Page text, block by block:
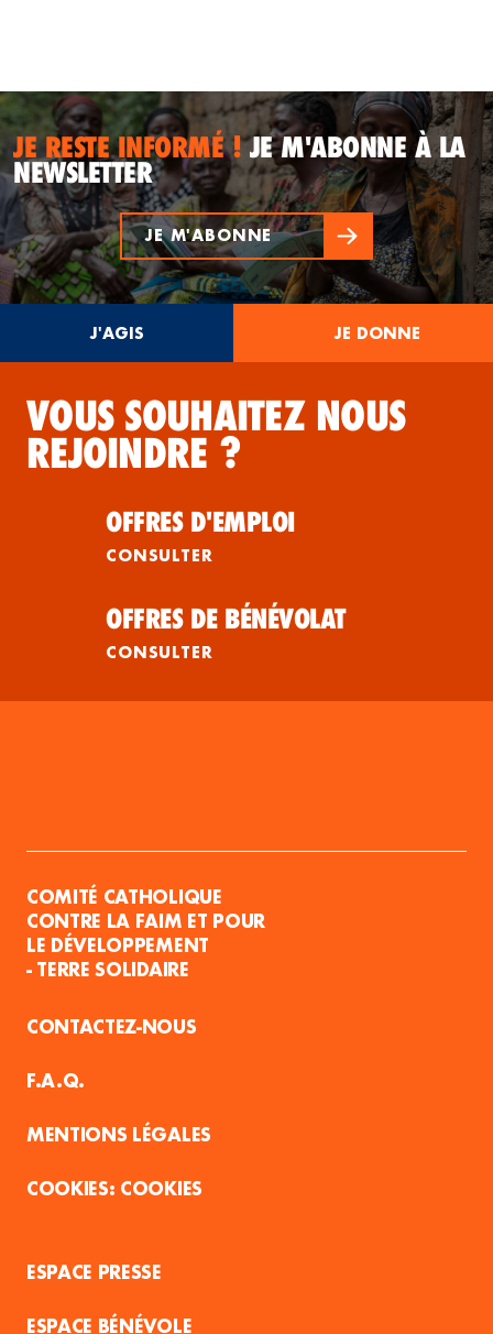
JE RESTE INFORMÉ !JE M'ABONNE À LA
NEWSLETTER
JE M'ABONNE
J'AGIS JE DONNE
VOUS SOUHAITEZ NOUS
REJOINDRE ?
OFFRES D'EMPLOI
CONSULTER
OFFRES DE BÉNÉVOLAT
CONSULTER
COMITÉ CATHOLIQUE
CONTRE LA FAIM ET POUR
LE DÉVELOPPEMENT
- TERRE SOLIDAIRE
CONTACTEZ-NOUS
F.A.Q.
MENTIONS LÉGALES
COOKIES
ESPACE PRESSE
ESPACE BÉNÉVOLE